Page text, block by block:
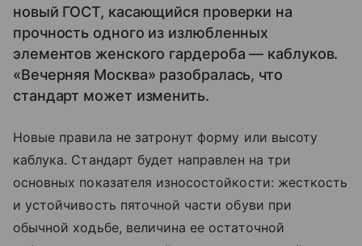
новый ГОСТ, касающийся проверки на
прочность одного из излюбленных
элементов женского гардероба — каблуков.
«Вечерняя Москва» разобралась, что
стандарт может изменить.
Новые правила не затронут форму или высоту
каблука. Стандарт будет направлен на три
основных показателя износостойкости: жесткость
и устойчивость пяточной части обуви при
обычной ходьбе, величина ее остаточной